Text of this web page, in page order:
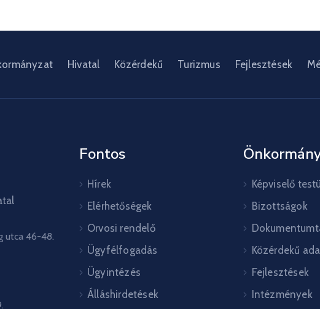
Hivatal Közérdekű Turizmus Fejlesztések
utca 46-48.
Fontos
Hírek
Elérhetőségek
Orvosi rendelő
Ügyfélfogadás
Ügyintézés
Álláshirdetések
Képviselő
Bizottságok
Közérdekű
Fejlesztések
Intézmények